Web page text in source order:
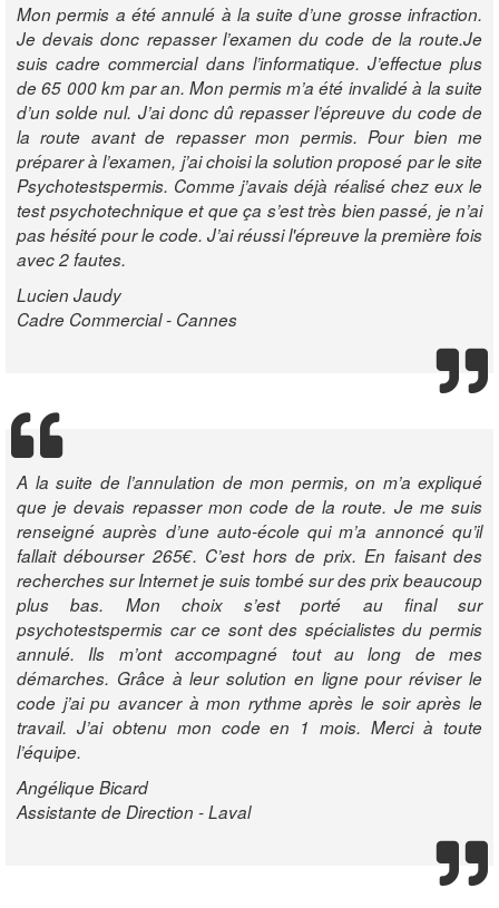
Mon permis a été annulé à la suite d’une grosse infraction.
Je devais donc repasser l’examen du code de la route.Je
suis cadre commercial dans l’informatique. J’effectue plus
de 65 000 km par an. Mon permis m’a été invalidé à la suite
d’un solde nul. J’ai donc dû repasser l’épreuve du code de
la route avant de repasser mon permis. Pour bien me
préparer à l’examen, j’ai choisi la solution proposé par le site
Psychotestspermis. Comme j’avais déjà réalisé chez eux le
test psychotechnique et que ça s’est très bien passé, je n’ai
pas hésité pour le code. J’ai réussi l'épreuve la première fois
avec 2 fautes.
Lucien Jaudy
Cadre Commercial - Cannes
A la suite de l’annulation de mon permis, on m’a expliqué
que je devais repasser mon code de la route. Je me suis
renseigné auprès d’une auto-école qui m’a annoncé qu’il
fallait débourser 265€. C’est hors de prix. En faisant des
recherches sur Internet je suis tombé sur des prix beaucoup
plus bas. Mon choix s’est porté au final sur
psychotestspermis car ce sont des spécialistes du permis
annulé. Ils m’ont accompagné tout au long de mes
démarches. Grâce à leur solution en ligne pour réviser le
code j’ai pu avancer à mon rythme après le soir après le
travail. J’ai obtenu mon code en 1 mois. Merci à toute
l’équipe.
Angélique Bicard
Assistante de Direction - Laval